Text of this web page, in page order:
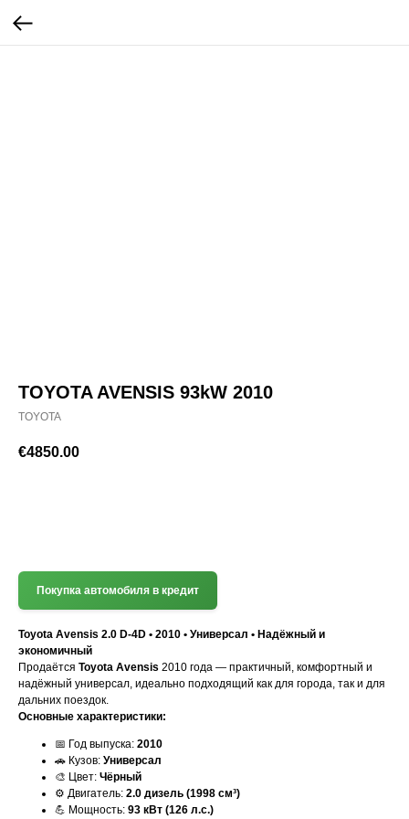
TOYOTA AVENSIS 93kW 2010
TOYOTA
€4850.00
Покупка автомобиля в кредит
Toyota Avensis 2.0 D-4D • 2010 • Универсал • Надёжный и
экономичный
Продаётся Toyota Avensis 2010 года — практичный, комфортный и
надёжный универсал, идеально подходящий как для города, так и для
дальних поездок.
Основные характеристики:
📅 Год выпуска: 2010
🚗 Кузов: Универсал
🎨 Цвет: Чёрный
⚙️ Двигатель: 2.0 дизель (1998 см³)
💪 Мощность: 93 кВт (126 л.с.)